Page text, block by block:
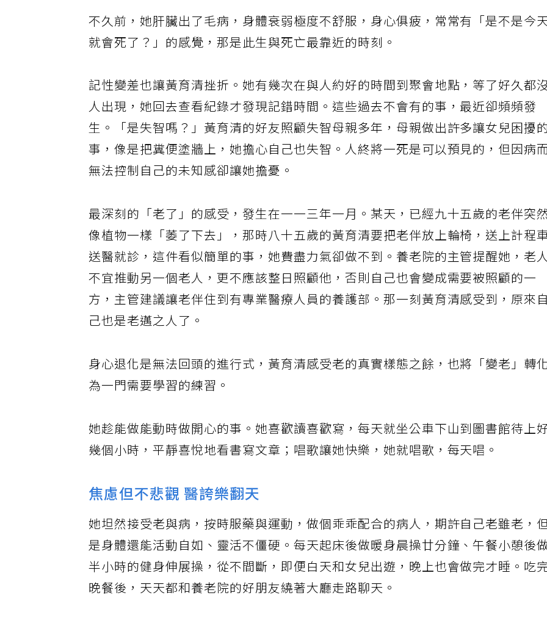
不久前，她肝臟出了毛病，身體衰弱極度不舒服，身心俱疲，常常有「是不是今
就會死了？」的感覺，那是此生與死亡最靠近的時刻。
記性變差也讓黃育清挫折。她有幾次在與人約好的時間到聚會地點，等了好久都
人出現，她回去查看紀錄才發現記錯時間。這些過去不會有的事，最近卻頻頻發
生。「是失智嗎？」黃育清的好友照顧失智母親多年，母親做出許多讓女兒困擾的
事，像是把糞便塗牆上，她擔心自己也失智。人終將一死是可以預見的，但因病而
無法控制自己的未知感卻讓她擔憂。
最深刻的「老了」的感受，發生在一一三年一月。某天，已經九十五歲的老伴突然
像植物一樣「萎了下去」，那時八十五歲的黃育清要把老伴放上輪椅，送上計程
送醫就診，這件看似簡單的事，她費盡力氣卻做不到。養老院的主管提醒她，老
不宜推動另一個老人，更不應該整日照顧他，否則自己也會變成需要被照顧的一
方，主管建議讓老伴住到有專業醫療人員的養護部。那一刻黃育清感受到，原來自
己也是老邁之人了。
身心退化是無法回頭的進行式，黃育清感受老的真實樣態之餘，也將「變老」轉化
為一門需要學習的練習。
她趁能做能動時做開心的事。她喜歡讀喜歡寫，每天就坐公車下山到圖書館待上好
幾個小時，平靜喜悅地看書寫文章；唱歌讓她快樂，她就唱歌，每天唱。
焦慮但不悲觀 醫誇樂翻天
她坦然接受老與病，按時服藥與運動，做個乖乖配合的病人，期許自己老雖老，
是身體還能活動自如、靈活不僵硬。每天起床後做暖身晨操廿分鐘、午餐小憩後
半小時的健身伸展操，從不間斷，即便白天和女兒出遊，晚上也會做完才睡。吃
晚餐後，天天都和養老院的好朋友繞著大廳走路聊天。